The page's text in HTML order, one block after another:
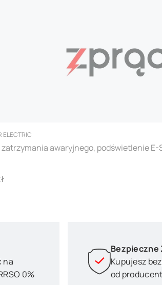
ELECTRIC
awaryjnego, podświetlenie E-
na
0%
Bezpieczne
Kupujesz
od